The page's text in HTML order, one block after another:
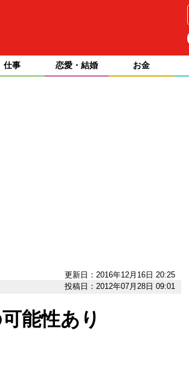
仕事 恋愛・結婚 お金
更新日：2016年12月16日 20:25
投稿日：2012年07月28日 09:01
能性あり